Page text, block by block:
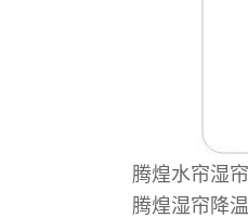
腾煌水帘湿
腾煌湿帘降